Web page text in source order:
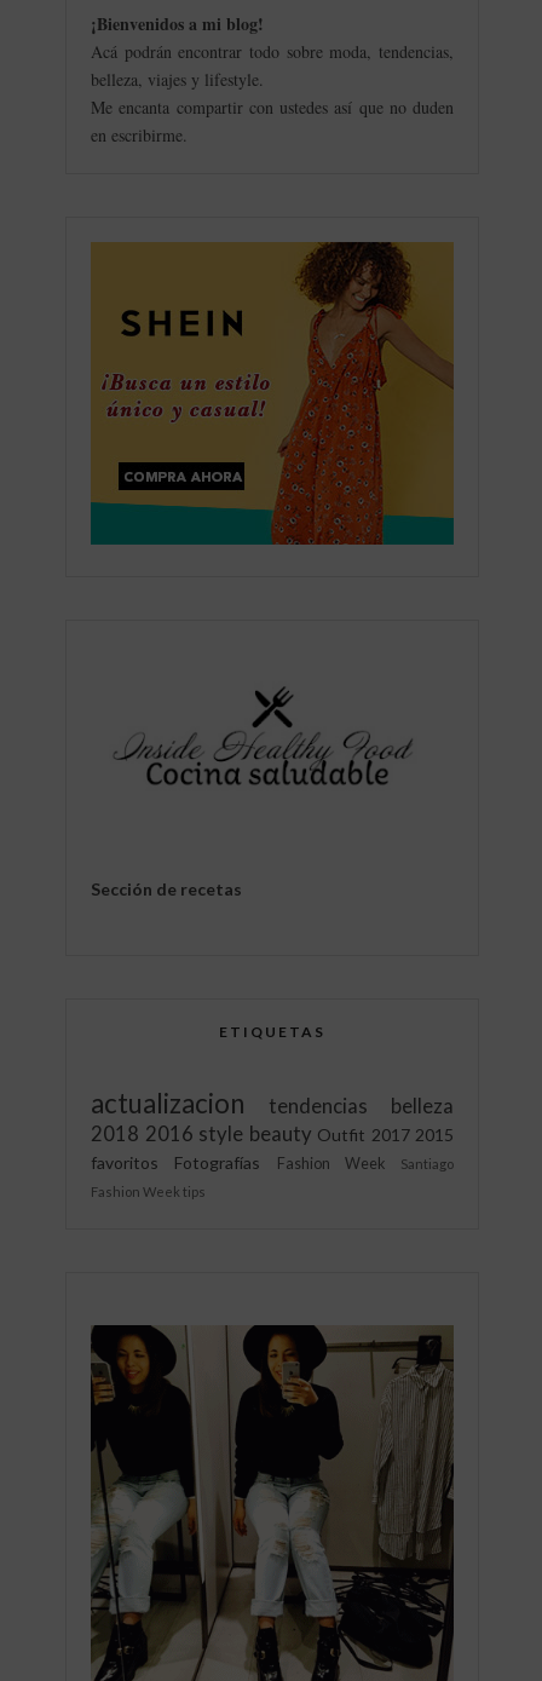
¡Bienvenidos a mi blog!
Acá podrán encontrar todo sobre moda, tendencias,
belleza, viajes y lifestyle.
Me encanta compartir con ustedes así que no duden
en escribirme.
Sección de recetas
ETIQUETAS
actualizacion tendencias
belleza
2018 2016 style beauty Outfit 2017 2015
favoritos
Fotografías Fashion Week
Santiago
Fashion Week tips